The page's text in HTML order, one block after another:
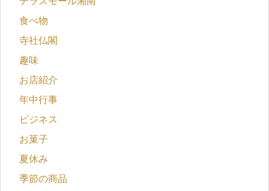
食べ物
寺社仏閣
趣味
お店紹介
年中行事
ビジネス
お菓子
夏休み
季節の商品